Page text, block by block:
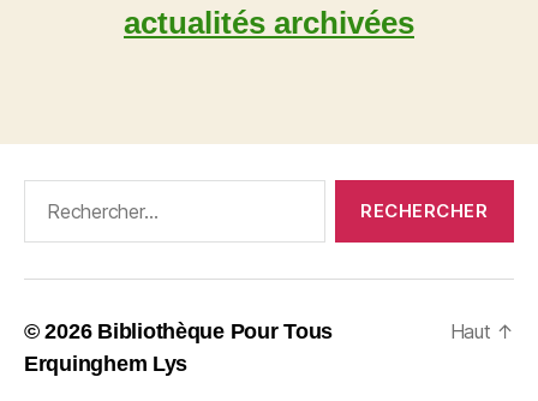
actualités archivées
© 2026 Bibliothèque Pour Tous
Erquinghem Lys
Haut ↑